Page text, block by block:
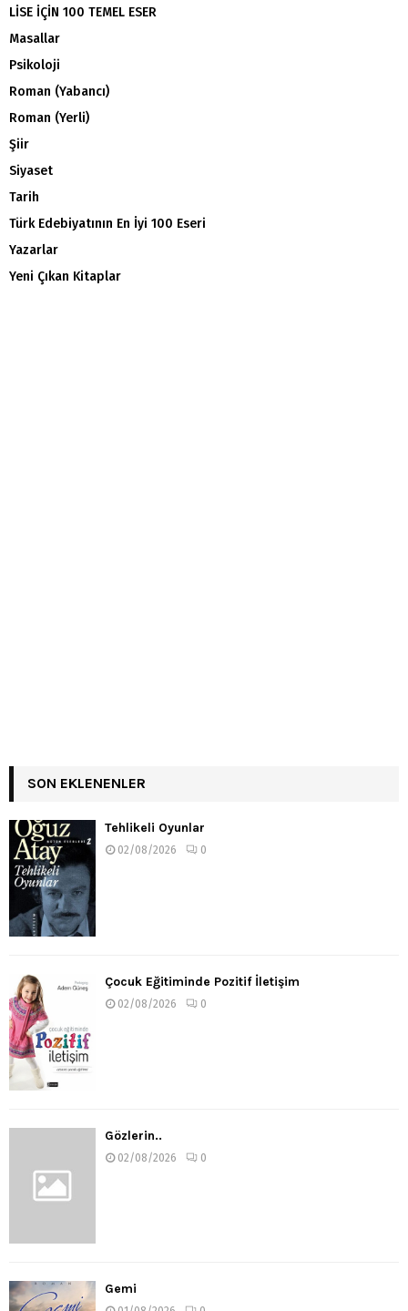
LİSE İÇİN 100 TEMEL ESER
Masallar
Psikoloji
Roman (Yabancı)
Roman (Yerli)
Şiir
Siyaset
Tarih
Türk Edebiyatının En İyi 100 Eseri
Yazarlar
Yeni Çıkan Kitaplar
SON EKLENENLER
Tehlikeli Oyunlar
02/08/2026 0
Çocuk Eğitiminde Pozitif İletişim
02/08/2026 0
Gözlerin..
02/08/2026 0
Gemi